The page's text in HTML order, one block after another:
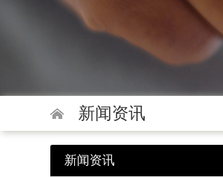
新闻资讯
新闻资讯